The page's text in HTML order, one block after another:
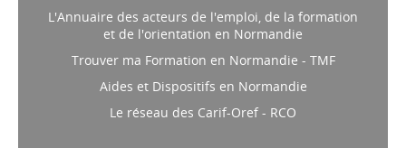
L'Annuaire des acteurs de l'emploi, de la formation
et de l'orientation en Normandie
Trouver ma Formation en Normandie - TMF
Aides et Dispositifs en Normandie
Le réseau des Carif-Oref - RCO